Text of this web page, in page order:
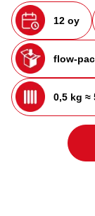
12 oy
flow-
0,5 kg ≈